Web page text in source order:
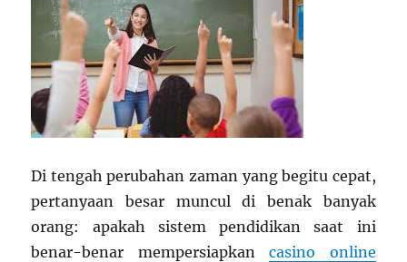
Di tengah perubahan zaman yang begitu cepat,
pertanyaan besar muncul di benak banyak
orang: apakah sistem pendidikan saat ini
benar-benar mempersiapkancasino online